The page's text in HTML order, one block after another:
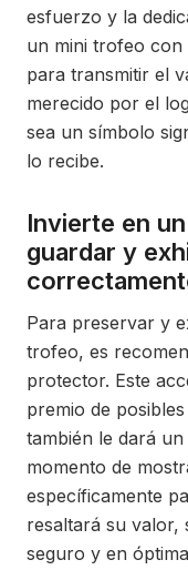
esfuerzo y la
un mini trofeo con
para transmitir el
merecido por el
sea un símbolo
lo recibe.
Invierte en
guardar y
Para preservar y
trofeo, es
protector. Este
premio de
también le dará
momento de
específicamente
resaltará su valor,
seguro y en